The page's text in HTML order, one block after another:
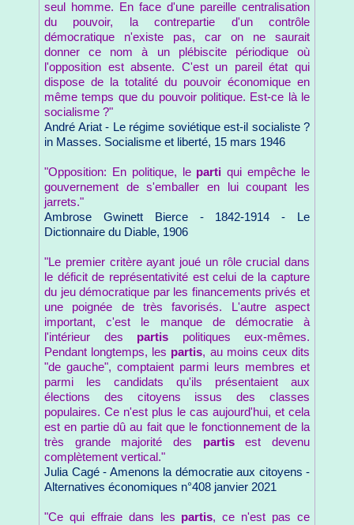
seul homme. En face d'une pareille centralisation
du pouvoir, la contrepartie d'un contrôle
démocratique n'existe pas, car on ne saurait
donner ce nom à un plébiscite périodique où
l'opposition est absente. C'est un pareil état qui
dispose de la totalité du pouvoir économique en
même temps que du pouvoir politique. Est-ce là le
socialisme ?"
André Ariat - Le régime soviétique est-il socialiste ?
in Masses. Socialisme et liberté, 15 mars 1946
"Opposition: En politique, le parti qui empêche le
gouvernement de s'emballer en lui coupant les
jarrets."
Ambrose Gwinett Bierce - 1842-1914 - Le
Dictionnaire du Diable, 1906
"Le premier critère ayant joué un rôle crucial dans
le déficit de représentativité est celui de la capture
du jeu démocratique par les financements privés et
une poignée de très favorisés. L'autre aspect
important, c'est le manque de démocratie à
l'intérieur des partis politiques eux-mêmes.
Pendant longtemps, les partis, au moins ceux dits
"de gauche", comptaient parmi leurs membres et
parmi les candidats qu'ils présentaient aux
élections des citoyens issus des classes
populaires. Ce n'est plus le cas aujourd'hui, et cela
est en partie dû au fait que le fonctionnement de la
très grande majorité des partisest devenu
complètement vertical."
Julia Cagé - Amenons la démocratie aux citoyens -
Alternatives économiques n°408 janvier 2021
"Ce qui effraie dans les partis, ce n'est pas ce